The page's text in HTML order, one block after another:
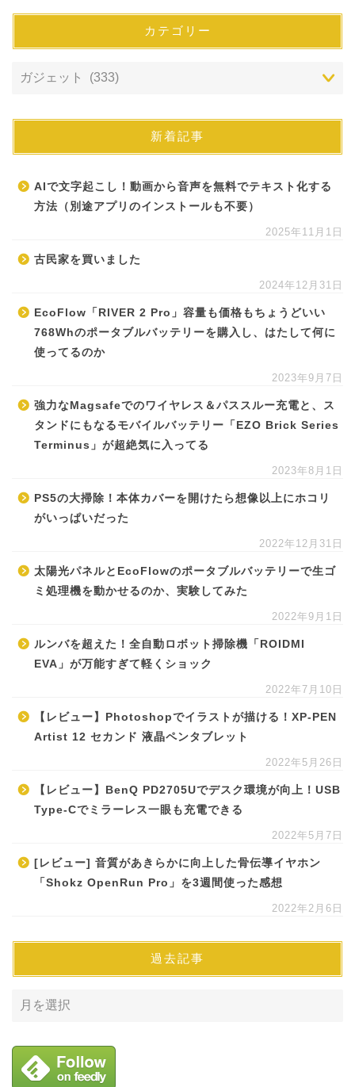
カテゴリー
新着記事
AIで文字起こし！動画から音声を無料でテキスト化する
方法（別途アプリのインストールも不要）
2025年11月1日
古民家を買いました
2024年12月31日
EcoFlow「RIVER 2 Pro」容量も価格もちょうどいい
768Whのポータブルバッテリーを購入し、はたして何に
使ってるのか
2023年9月7日
強力なMagsafeでのワイヤレス＆パススルー充電と、ス
タンドにもなるモバイルバッテリー「EZO Brick Series
Terminus」が超絶気に入ってる
2023年8月1日
PS5の大掃除！本体カバーを開けたら想像以上にホコリ
がいっぱいだった
2022年12月31日
太陽光パネルとEcoFlowのポータブルバッテリーで生ゴ
ミ処理機を動かせるのか、実験してみた
2022年9月1日
ルンバを超えた！全自動ロボット掃除機「ROIDMI
EVA」が万能すぎて軽くショック
2022年7月10日
【レビュー】Photoshopでイラストが描ける！XP-PEN
Artist 12 セカンド 液晶ペンタブレット
2022年5月26日
【レビュー】BenQ PD2705Uでデスク環境が向上！USB
Type-Cでミラーレス一眼も充電できる
2022年5月7日
[レビュー] 音質があきらかに向上した骨伝導イヤホン
「Shokz OpenRun Pro」を3週間使った感想
2022年2月6日
過去記事